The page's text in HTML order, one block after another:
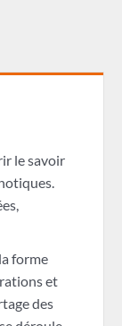
le savoir
forme
et
des